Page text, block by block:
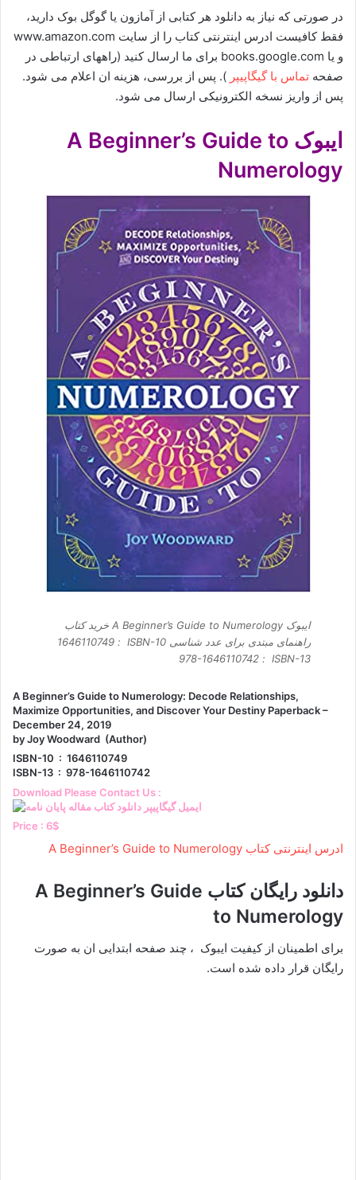
در صورتی که نیاز به دانلود هر کتابی از آمازون یا گوگل بوک دارید،
فقط کافیست ادرس اینترنتی کتاب را از سایت www.amazon.com
و یا books.google.com برای ما ارسال کنید (راههای ارتباطی در
صفحه تماس با گیگاپیپر ). پس از بررسی، هزینه ان اعلام می شود.
پس از واریز نسخه الکترونیکی ارسال می شود.
ایبوک A Beginner’s Guide to
Numerology
ایبوک A Beginner’s Guide to Numerology خرید کتاب
راهنمای مبتدی برای عدد شناسی ISBN-10 ‏ : ‎ 1646110749
ISBN-13 ‏ : ‎ 978-1646110742
A Beginner’s Guide to Numerology: Decode Relationships,
Maximize Opportunities, and Discover Your Destiny Paperback –
December 24, 2019
by Joy Woodward (Author)
ISBN-10 ‏ : ‎ 1646110749
ISBN-13 ‏ : ‎ 978-1646110742
Download Please Contact Us :
Price : 6$
ادرس اینترنتی کتاب A Beginner’s Guide to Numerology
دانلود رایگان کتاب A Beginner’s Guide
to Numerology
برای اطمینان از کیفیت ایبوک ، چند صفحه ابتدایی ان به صورت
رایگان قرار داده شده است.